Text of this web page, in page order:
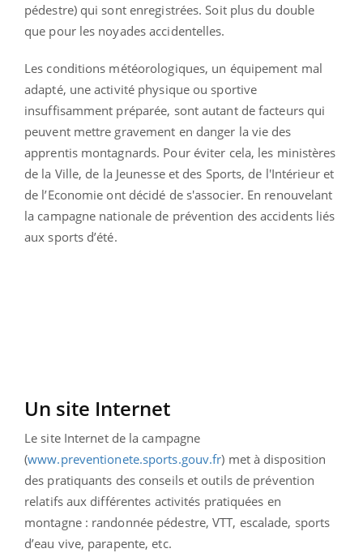
pédestre) qui sont enregistrées. Soit plus du double
que pour les noyades accidentelles.
Les conditions météorologiques, un équipement mal
adapté, une activité physique ou sportive
insuffisamment préparée, sont autant de facteurs qui
peuvent mettre gravement en danger la vie des
apprentis montagnards. Pour éviter cela, les ministères
de la Ville, de la Jeunesse et des Sports, de l'Intérieur et
de l’Economie ont décidé de s'associer. En renouvelant
la campagne nationale de prévention des accidents liés
aux sports d’été.
Un site Internet
Le site Internet de la campagne
(www.preventionete.sports.gouv.fr) met à disposition
des pratiquants des conseils et outils de prévention
relatifs aux différentes activités pratiquées en
montagne : randonnée pédestre, VTT, escalade, sports
d’eau vive, parapente, etc.